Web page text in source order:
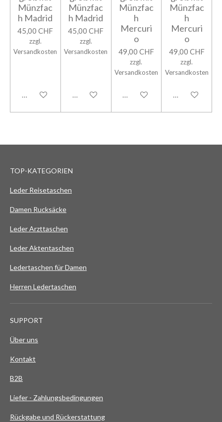
Münzfac
h Madrid
45,00 CHF
zzgl.
Versandkosten
In den Warenkorb
Münzfac
h Madrid
45,00 CHF
zzgl.
Versandkosten
In den Warenkorb
Münzfac
h
Mercuri
o
49,00 CHF
zzgl.
Versandkosten
In den Warenkorb
Münzfac
h
Mercuri
o
49,00 CHF
zzgl.
Versandkosten
In den
TOP-KATEGORIEN
Leder Reisetaschen
Damen Rucksäcke
Leder Arzttaschen
Leder Aktentaschen
Ledertaschen für Damen
Herren Ledertaschen
SUPPORT
Über uns
Kontakt
B2B
Liefer - Zahlungsbedingungen
Rückgabe und Rückerstattung